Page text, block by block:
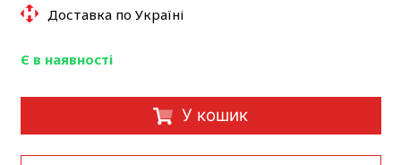
Доставка по Україні
Є в наявності
У кошик